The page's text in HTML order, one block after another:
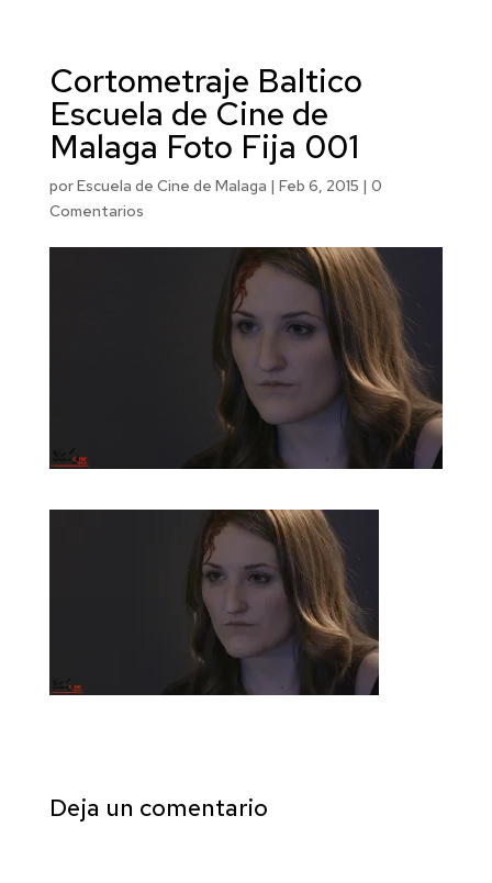
Cortometraje Baltico
Escuela de Cine de
Malaga Foto Fija 001
porEscuela de Cine de Malaga | Feb 6, 2015 | 0
Comentarios
Deja un comentario